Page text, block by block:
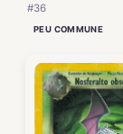
#36
PEU COMMUNE